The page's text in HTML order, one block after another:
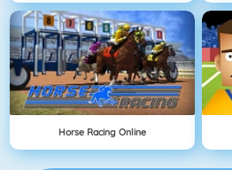
Horse Racing Online